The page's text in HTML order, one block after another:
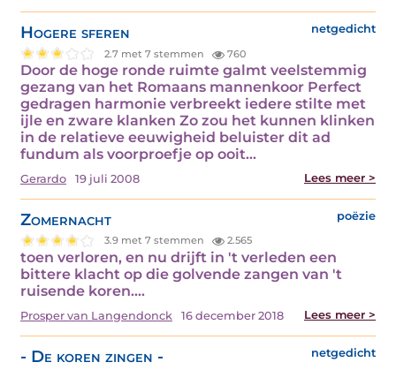
Hogere sferen netgedicht
2.7 met 7 stemmen 760
Door de hoge ronde ruimte galmt veelstemmig
gezang van het Romaans mannenkoor Perfect
gedragen harmonie verbreekt iedere stilte met
ijle en zware klanken Zo zou het kunnen klinken
in de relatieve eeuwigheid beluister dit ad
fundum als voorproefje op ooit…
Gerardo 19 juli 2008 Lees meer >
Zomernacht poëzie
3.9 met 7 stemmen 2.565
toen verloren, en nu drijft in 't verleden een
bittere klacht op die golvende zangen van 't
ruisende koren.…
Prosper van Langendonck 16 december 2018 Lees meer >
- De koren zingen - netgedicht